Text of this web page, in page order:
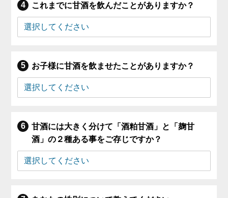
これまでに甘酒を飲んだことがありますか？
お子様に甘酒を飲ませたことがありますか？
甘酒には大きく分けて「酒粕甘酒」と「麹甘
酒」の２種ある事をご存じですか？